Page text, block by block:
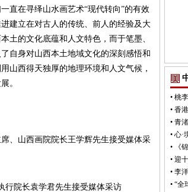
在寻绎山水画艺术“现代转向”的有效
建立在对古人的传统、前人的经验及大
土的文化底蕴和人文特色，而于笔墨、
自身对山西本土地域文化的深刻感悟和
山西得天独厚的地理环境和人文气候，
。
、山西画院院长王学辉先生接受媒体采
行院长袁学君先生接受媒体采访
• 桃
• 香
• 青
• 心·
•
《
• 迎
• 李
• “全